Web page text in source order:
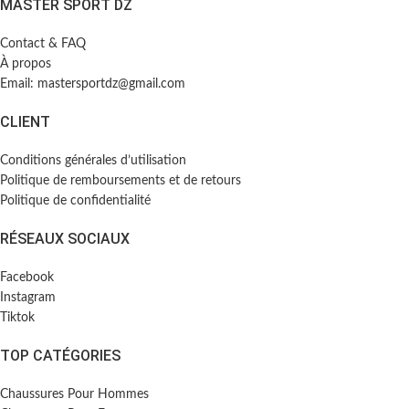
MASTER SPORT DZ
Contact & FAQ
À propos
Email: mastersportdz@gmail.com
CLIENT
Conditions générales d’utilisation
Politique de remboursements et de retours
Politique de confidentialité
RÉSEAUX SOCIAUX
Facebook
Instagram
Tiktok
TOP CATÉGORIES
Chaussures Pour Hommes